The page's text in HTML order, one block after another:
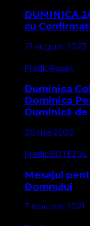
DUMINICA
cu
21 august 2023
PrediciRusalii
Duminica
Dominica
Duminică de
30 mai 2020
PrediciBOTEZUL
Mesajul
Domnului
7 ianuarie 2021